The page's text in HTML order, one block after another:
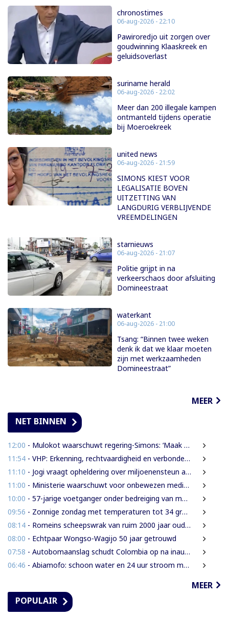
chronostimes
06-aug-2026 - 22:10
Pawiroredjo uit zorgen over
goudwinning Klaaskreek en
geluidsoverlast
suriname herald
06-aug-2026 - 22:02
Meer dan 200 illegale kampen
ontmanteld tijdens operatie
bij Moeroekreek
united news
06-aug-2026 - 21:59
SIMONS KIEST VOOR
LEGALISATIE BOVEN
UITZETTING VAN
LANGDURIG VERBLIJVENDE
VREEMDELINGEN
starnieuws
06-aug-2026 - 21:07
Politie grijpt in na
verkeerschaos door afsluiting
Domineestraat
waterkant
06-aug-2026 - 21:00
Tsang: “Binnen twee weken
denk ik dat we klaar moeten
zijn met werkzaamheden
Domineestraat”
MEER
NET BINNEN
12:00 - Mulokot waarschuwt regering-Simons: ‘Maak van 5-kilometerwet geen uitstel van echte grondenrechten’
11:54 - VHP: Erkenning, rechtvaardigheid en verbondenheid op 9 augustus
11:10 - Jogi vraagt opheldering over miljoenensteun aan SLM en behaalde resultaten
11:00 - Ministerie waarschuwt voor onbewezen medische claims via sociale media
10:00 - 57-jarige voetganger onder bedreiging van mes beroofd van mobiele telefoon
09:56 - Zonnige zondag met temperaturen tot 34 graden
08:14 - Romeins scheepswrak van ruim 2000 jaar oud ontdekt bij Sicilië
08:00 - Echtpaar Wongso-Wagijo 50 jaar getrouwd
07:58 - Autobomaanslag schudt Colombia op na inauguratie van hardline president
06:46 - Abiamofo: schoon water en 24 uur stroom moeten ook afgelegen dorpen bereiken
MEER
POPULAIR